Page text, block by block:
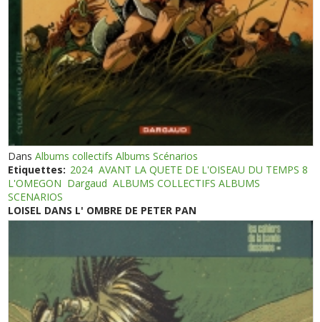
DansAlbums collectifs Albums Scénarios
Etiquettes: 2024 AVANT LA QUETE DE L'OISEAU DU TEMPS 8
L'OMEGON Dargaud ALBUMS COLLECTIFS ALBUMS
SCENARIOS
LOISEL DANS L' OMBRE DE PETER PAN